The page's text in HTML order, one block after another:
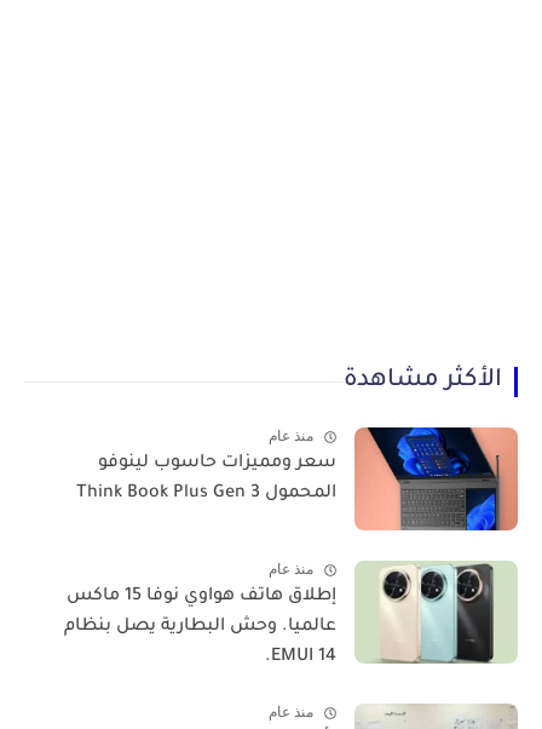
الأكثر مشاهدة
منذ عام
سعر ومميزات حاسوب لينوفو
المحمول Think Book Plus Gen 3
منذ عام
​إطلاق هاتف هواوي نوفا 15 ماكس
عالميا. وحش البطارية يصل بنظام
EMUI 14.
منذ عام